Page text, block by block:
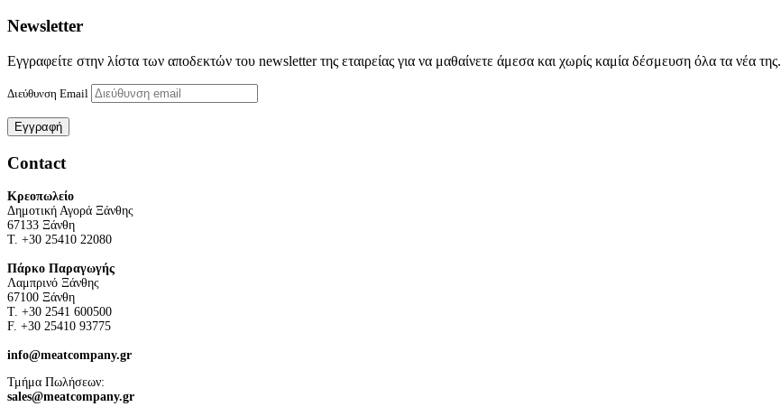
Newsletter
Εγγραφείτε στην λίστα των αποδεκτών του newsletter της εταιρείας για να μαθαίνετε άμεσα και χωρίς καμία δέσμευση όλα τα νέα της.
Διεύθυνση Email
Contact
Κρεοπωλείο
Δημοτική Αγορά Ξάνθης
67133 Ξάνθη
Τ. +30 25410 22080
Πάρκο Παραγωγής
Λαμπρινό Ξάνθης
67100 Ξάνθη
Τ. +30 2541 600500
F. +30 25410 93775
info@meatcompany.gr
Τμήμα Πωλήσεων:
sales@meatcompany.gr